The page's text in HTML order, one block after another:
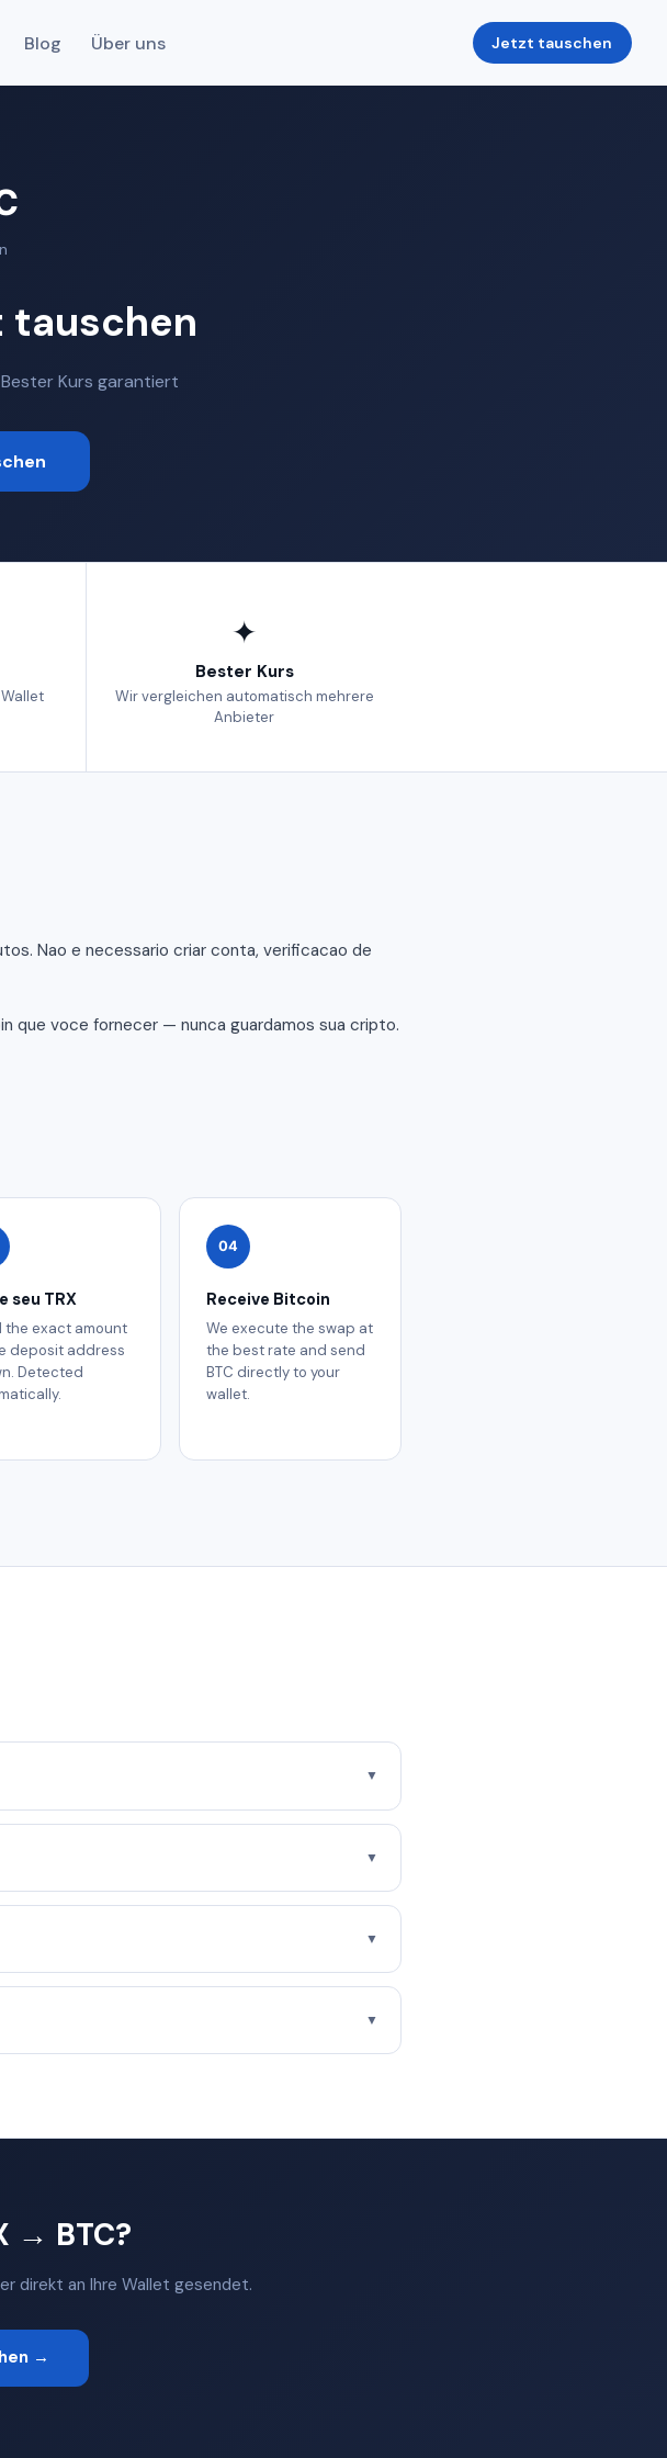
Blog Über uns Jetzt tauschen
tauschen
Bester Kurs garantiert
✦
Bester Kurs
Wir vergleichen automatisch mehrere
Anbieter
Nao e necessario criar conta, verificacao de
que voce fornecer — nunca guardamos sua cripto.
seu TRX
the exact amount
deposit address
Detected
04
Receive Bitcoin
We execute the swap at
the best rate and send
BTC directly to your
wallet.
▼
▼
▼
▼
→ BTC?
direkt an Ihre Wallet gesendet.
→